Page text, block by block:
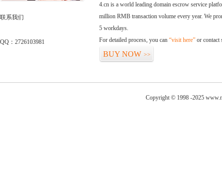
联系我们
QQ：2726103981
4.cn is a world leading domain escrow service
million RMB transaction volume every year. We
5 workdays.
For detailed process, you can “visit here” or contact
BUY NOW >>
Copyright © 1998 -2025